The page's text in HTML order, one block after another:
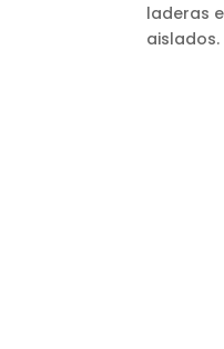
laderas
aislados.